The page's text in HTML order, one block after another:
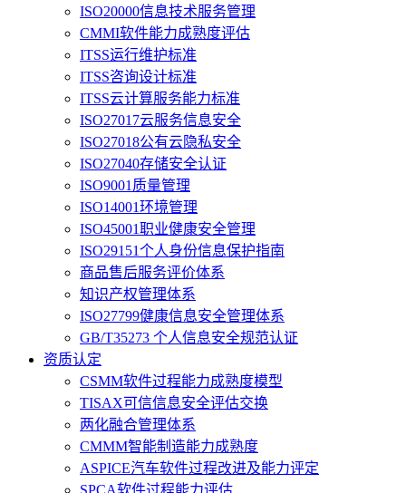
ISO20000信息技术服务管理
CMMI软件能力成熟度评估
ITSS运行维护标准
ITSS咨询设计标准
ITSS云计算服务能力标准
ISO27017云服务信息安全
ISO27018公有云隐私安全
ISO27040存储安全认证
ISO9001质量管理
ISO14001环境管理
ISO45001职业健康安全管理
ISO29151个人身份信息保护指南
商品售后服务评价体系
知识产权管理体系
ISO27799健康信息安全管理体系
GB/T35273 个人信息安全规范认证
资质认定
CSMM软件过程能力成熟度模型
TISAX可信信息安全评估交换
两化融合管理体系
CMMM智能制造能力成熟度
ASPICE汽车软件过程改进及能力评定
SPCA软件过程能力评估